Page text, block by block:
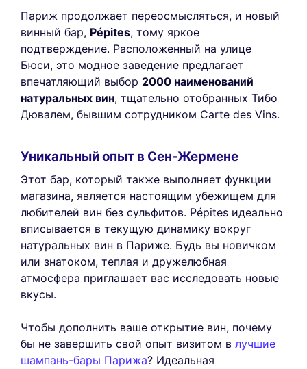
Париж продолжает переосмысляться, и новый
винный бар, Pépites, тому яркое
подтверждение. Расположенный на улице
Бюси, это модное заведение предлагает
впечатляющий выбор 2000 наименований
натуральных вин, тщательно отобранных Тибо
Дювалем, бывшим сотрудником Carte des Vins.
Уникальный опыт в Сен-Жермене
Этот бар, который также выполняет функции
магазина, является настоящим убежищем для
любителей вин без сульфитов. Pépites идеально
вписывается в текущую динамику вокруг
натуральных вин в Париже. Будь вы новичком
или знатоком, теплая и дружелюбная
атмосфера приглашает вас исследовать новые
вкусы.
Чтобы дополнить ваше открытие вин, почему
бы не завершить свой опыт визитом в лучшие
шампань-бары Парижа? Идеальная